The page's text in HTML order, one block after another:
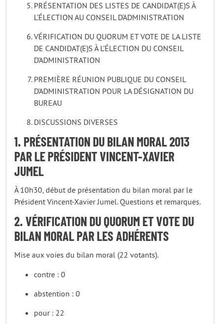
PRÉSENTATION DES LISTES DE CANDIDAT(E)S À
L’ÉLECTION AU CONSEIL D’ADMINISTRATION
VÉRIFICATION DU QUORUM ET VOTE DE LA LISTE
DE CANDIDAT(E)S À L’ÉLECTION DU CONSEIL
D’ADMINISTRATION
PREMIÈRE RÉUNION PUBLIQUE DU CONSEIL
D’ADMINISTRATION POUR LA DÉSIGNATION DU
BUREAU
DISCUSSIONS DIVERSES
1. PRÉSENTATION DU BILAN MORAL 2013
PAR LE PRÉSIDENT VINCENT-XAVIER
JUMEL
À 10h30, début de présentation du bilan moral par le
Président Vincent-Xavier Jumel. Questions et remarques.
2. VÉRIFICATION DU QUORUM ET VOTE DU
BILAN MORAL PAR LES ADHÉRENTS
Mise aux voies du bilan moral (22 votants).
contre : 0
abstention : 0
pour : 22